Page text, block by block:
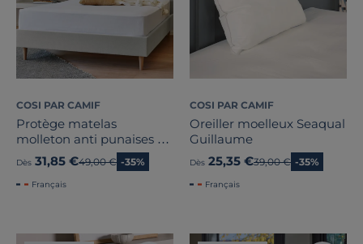
COSI PAR CAMIF
Protège matelas
molleton anti punaises de
lit Anna
Dès 31,85 €Ancien prix
49,00 € -35%
Français
COSI PAR CAMIF
Oreiller moelleux Seaqual
Guillaume
Dès 25,35 €Ancien prix
39,00 € -35%
Français